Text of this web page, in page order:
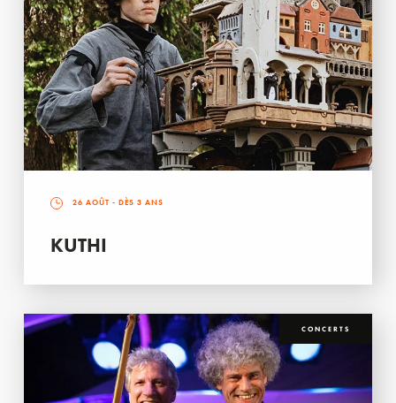
26 AOÛT - DÈS 3 ANS
KUTHI
CONCERTS